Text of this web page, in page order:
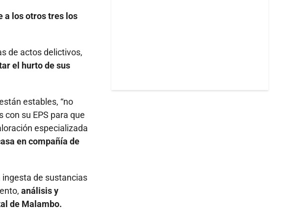
a los otros tres los
de actos delictivos,
el hurto de sus
estables, “no
su EPS para que
especializada
en compañía de
ingesta de sustancias
análisis y
de Malambo.